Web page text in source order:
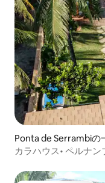
Ponta de Serrambiの
カラハウス• ペルナ